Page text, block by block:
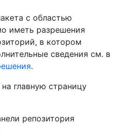
с областью
иметь разрешения
в котором
сведения см. в
.
главную страницу
репозитория